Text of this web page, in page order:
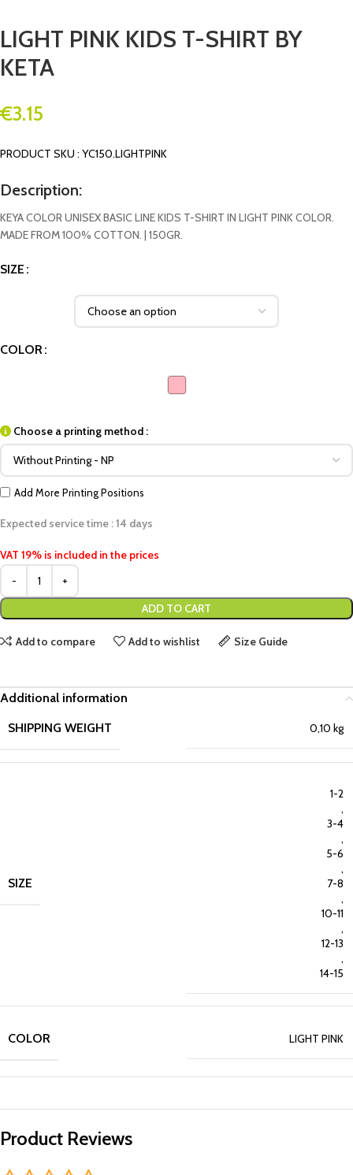
LIGHT PINK KIDS T-SHIRT BY
KETA
€3.15
PRODUCT SKU : YC150.LIGHTPINK
Description:
KEYA COLOR UNISEX BASIC LINE KIDS T-SHIRT IN LIGHT PINK COLOR.
MADE FROM 100% COTTON. | 150GR.
SIZE
COLOR
Choose a printing method :
Add More Printing Positions
Expected service time : 14 days
VAT 19% is included in the prices
ADD TO CART
Add to compare Add to wishlist Size Guide
Additional information
SHIPPING WEIGHT
0,10 kg
SIZE
1-2
,
3-4
,
5-6
,
7-8
,
10-11
,
12-13
,
14-15
COLOR LIGHT PINK
Product Reviews